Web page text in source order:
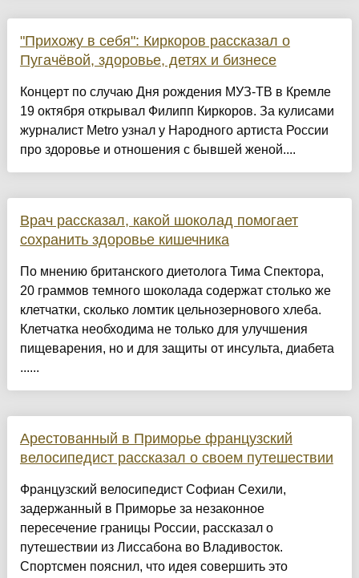
"Прихожу в себя": Киркоров рассказал о
Пугачёвой, здоровье, детях и бизнесе
Концерт по случаю Дня рождения МУЗ-ТВ в Кремле
19 октября открывал Филипп Киркоров. За кулисами
журналист Metro узнал у Народного артиста России
про здоровье и отношения с бывшей женой....
Врач рассказал, какой шоколад помогает
сохранить здоровье кишечника
По мнению британского диетолога Тима Спектора,
20 граммов темного шоколада содержат столько же
клетчатки, сколько ломтик цельнозернового хлеба.
Клетчатка необходима не только для улучшения
пищеварения, но и для защиты от инсульта, диабета
......
Арестованный в Приморье французский
велосипедист рассказал о своем путешествии
Французский велосипедист Софиан Сехили,
задержанный в Приморье за незаконное
пересечение границы России, рассказал о
путешествии из Лиссабона во Владивосток.
Спортсмен пояснил, что идея совершить это